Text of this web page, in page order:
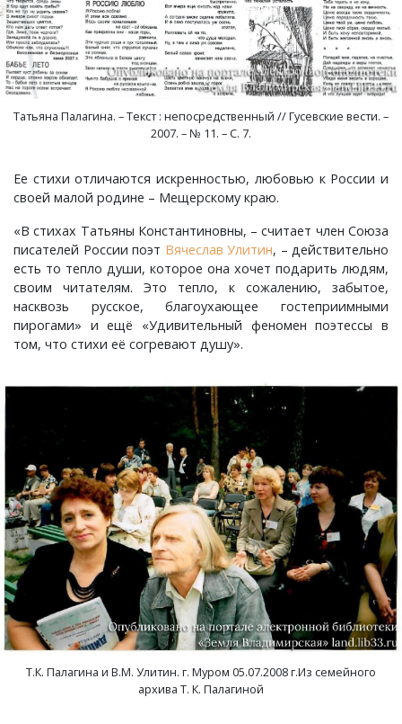
Татьяна Палагина. – Текст : непосредственный // Гусевские вести. –
2007. – № 11. – С. 7.
Ее стихи отличаются искренностью, любовью к России и
своей малой родине – Мещерскому краю.
«В стихах Татьяны Константиновны, – считает член Союза
писателей России поэт Вячеслав Улитин, – действительно
есть то тепло души, которое она хочет подарить людям,
своим читателям. Это тепло, к сожалению, забытое,
насквозь русское, благоухающее гостеприимными
пирогами» и ещё «Удивительный феномен поэтессы в
том, что стихи её согревают душу».
Т.К. Палагина и В.М. Улитин. г. Муром 05.07.2008 г.Из семейного
архива Т. К. Палагиной
Краснораменье, деревня
Круглово, село
Куницыно, дерервня
Лаптево, село
Лезжени, деревня
Леонтьево, село
Лубенкино, деревня
Лубенцы, деревня
Лужки, деревня
Макариха, деревня
Малое Урсово болото, посёлок
Марьинка, деревня
Хорятино, деревня
Ченцы, деревня
Эсино, деревня